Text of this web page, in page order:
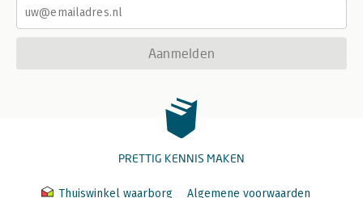
Aanmelden
PRETTIG KENNIS MAKEN
Thuiswinkel waarborg Algemene voorwaarden